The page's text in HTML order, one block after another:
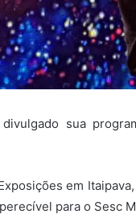
sua
em
para o Sesc